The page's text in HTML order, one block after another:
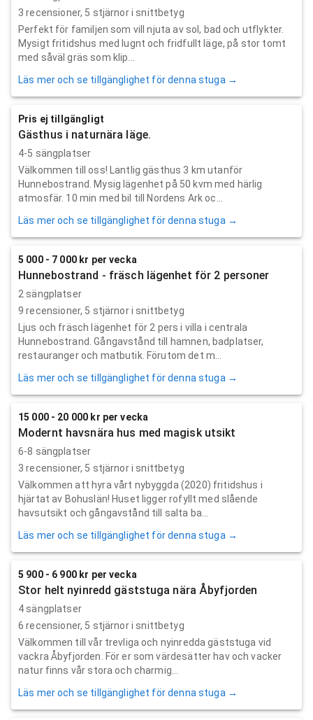
3 recensioner, 5 stjärnor i snittbetyg
Perfekt för familjen som vill njuta av sol, bad och utflykter.
Mysigt fritidshus med lugnt och fridfullt läge, på stor tomt
med såväl gräs som klip...
Läs mer och se tillgänglighet för denna stuga →
Pris ej tillgängligt
Gästhus i naturnära läge.
4-5 sängplatser
Välkommen till oss! Lantlig gästhus 3 km utanför
Hunnebostrand. Mysig lägenhet på 50 kvm med härlig
atmosfär. 10 min med bil till Nordens Ark oc...
Läs mer och se tillgänglighet för denna stuga →
5 000 - 7 000 kr per vecka
Hunnebostrand - fräsch lägenhet för 2 personer
2 sängplatser
9 recensioner, 5 stjärnor i snittbetyg
Ljus och fräsch lägenhet för 2 pers i villa i centrala
Hunnebostrand. Gångavstånd till hamnen, badplatser,
restauranger och matbutik. Förutom det m...
Läs mer och se tillgänglighet för denna stuga →
15 000 - 20 000 kr per vecka
Modernt havsnära hus med magisk utsikt
6-8 sängplatser
3 recensioner, 5 stjärnor i snittbetyg
Välkommen att hyra vårt nybyggda (2020) fritidshus i
hjärtat av Bohuslän! Huset ligger rofyllt med slående
havsutsikt och gångavstånd till salta ba...
Läs mer och se tillgänglighet för denna stuga →
5 900 - 6 900 kr per vecka
Stor helt nyinredd gäststuga nära Åbyfjorden
4 sängplatser
6 recensioner, 5 stjärnor i snittbetyg
Välkommen till vår trevliga och nyinredda gäststuga vid
vackra Åbyfjorden. För er som värdesätter hav och vacker
natur finns vår stora och charmig...
Läs mer och se tillgänglighet för denna stuga →